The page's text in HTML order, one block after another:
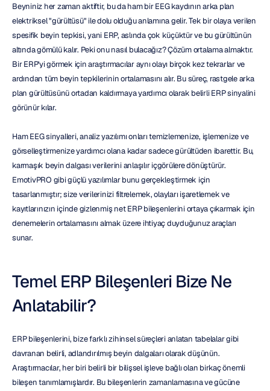
Beyniniz her zaman aktiftir, bu da ham bir EEG kaydının arka plan
elektriksel "gürültüsü" ile dolu olduğu anlamına gelir. Tek bir olaya verilen
spesifik beyin tepkisi, yani ERP, aslında çok küçüktür ve bu gürültünün
altında gömülü kalır. Peki onu nasıl bulacağız? Çözüm ortalama almaktır.
Bir ERP'yi görmek için araştırmacılar aynı olayı birçok kez tekrarlar ve
ardından tüm beyin tepkilerinin ortalamasını alır. Bu süreç, rastgele arka
plan gürültüsünü ortadan kaldırmaya yardımcı olarak belirli ERP sinyalini
görünür kılar.
Ham EEG sinyalleri, analiz yazılımı onları temizlemenize, işlemenize ve
görselleştirmenize yardımcı olana kadar sadece gürültüden ibarettir. Bu,
karmaşık beyin dalgası verilerini anlaşılır içgörülere dönüştürür.
EmotivPRO gibi güçlü yazılımlar bunu gerçekleştirmek için
tasarlanmıştır; size verilerinizi filtrelemek, olayları işaretlemek ve
kayıtlarınızın içinde gizlenmiş net ERP bileşenlerini ortaya çıkarmak için
denemelerin ortalamasını almak üzere ihtiyaç duyduğunuz araçları
sunar.
Temel ERP Bileşenleri Bize Ne
Anlatabilir?
ERP bileşenlerini, bize farklı zihinsel süreçleri anlatan tabelalar gibi
davranan belirli, adlandırılmış beyin dalgaları olarak düşünün.
Araştırmacılar, her biri belirli bir bilişsel işleve bağlı olan birkaç önemli
bileşen tanımlamışlardır. Bu bileşenlerin zamanlamasına ve gücüne